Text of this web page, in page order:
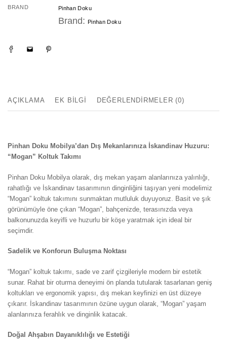
BRAND Pinhan Doku
Brand: Pinhan Doku
AÇIKLAMA EK BILGI DEĞERLENDIRMELER (0)
Pinhan Doku Mobilya’dan Dış Mekanlarınıza İskandinav Huzuru:
“Mogan” Koltuk Takımı
Pinhan Doku Mobilya olarak, dış mekan yaşam alanlarınıza yalınlığı,
rahatlığı ve İskandinav tasarımının dinginliğini taşıyan yeni modelimiz
“Mogan” koltuk takımını sunmaktan mutluluk duyuyoruz. Basit ve şık
görünümüyle öne çıkan “Mogan”, bahçenizde, terasınızda veya
balkonunuzda keyifli ve huzurlu bir köşe yaratmak için ideal bir
seçimdir.
Sadelik ve Konforun Buluşma Noktası
“Mogan” koltuk takımı, sade ve zarif çizgileriyle modern bir estetik
sunar. Rahat bir oturma deneyimi ön planda tutularak tasarlanan geniş
koltukları ve ergonomik yapısı, dış mekan keyfinizi en üst düzeye
çıkarır. İskandinav tasarımının özüne uygun olarak, “Mogan” yaşam
alanlarınıza ferahlık ve dinginlik katacak.
Doğal Ahşabın Dayanıklılığı ve Estetiği